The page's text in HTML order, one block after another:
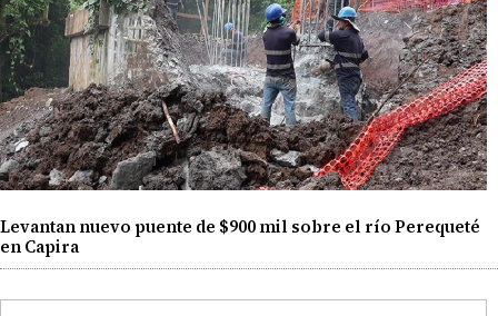
Levantan nuevo puente de $900 mil sobre el río Perequeté
en Capira